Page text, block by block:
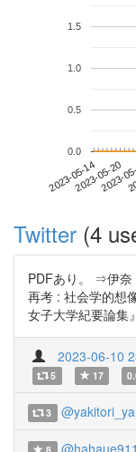
2023-05-142023-05-20
2023-
0.0
0.5
1.0
1.5
Twitter (4
PDFあり。 ⇒伊奈
再考 : 社会学的想
女子大学紀要論集
2023-06-10
5 17
3
@hahaue911